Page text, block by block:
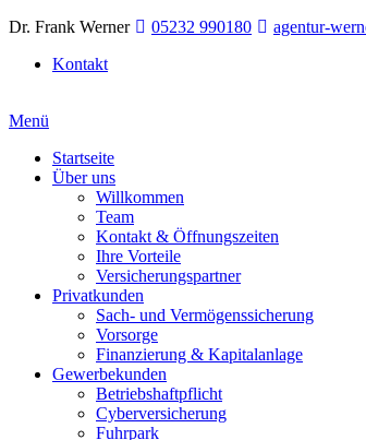
Dr. Frank Werner 05232 990180 agentur-
Kontakt
Menü
Startseite
Über uns
Willkommen
Team
Kontakt & Öffnungszeiten
Ihre Vorteile
Versicherungspartner
Privatkunden
Sach- und Vermögenssicherung
Vorsorge
Finanzierung & Kapitalanlage
Gewerbekunden
Betriebshaftpflicht
Cyberversicherung
Fuhrpark